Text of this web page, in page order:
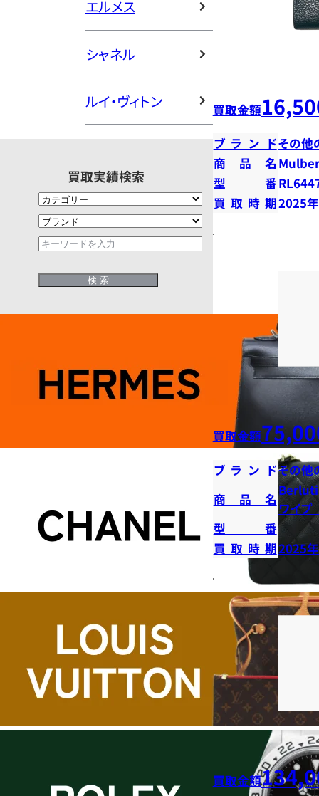
エルメス
シャネル
ルイ・ヴィトン
買取実績検索
買取金額
ブランドその他
商品名
型番
買取時期2025
買取金額
ブランドその他
商品名
Berluti
ワイ
型番
買取時期2025
買取金額